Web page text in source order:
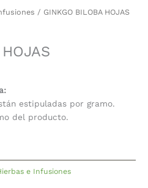
/ GINKGO BILOBA HOJAS
estipuladas por gramo.
del producto.
e Infusiones